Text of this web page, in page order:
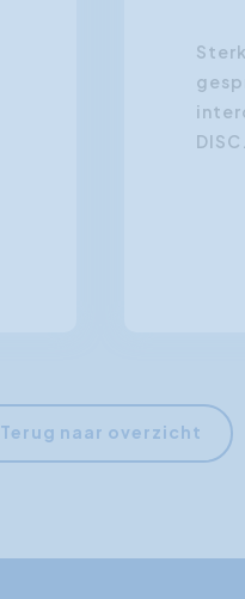
DISC.
Terug naar overzicht